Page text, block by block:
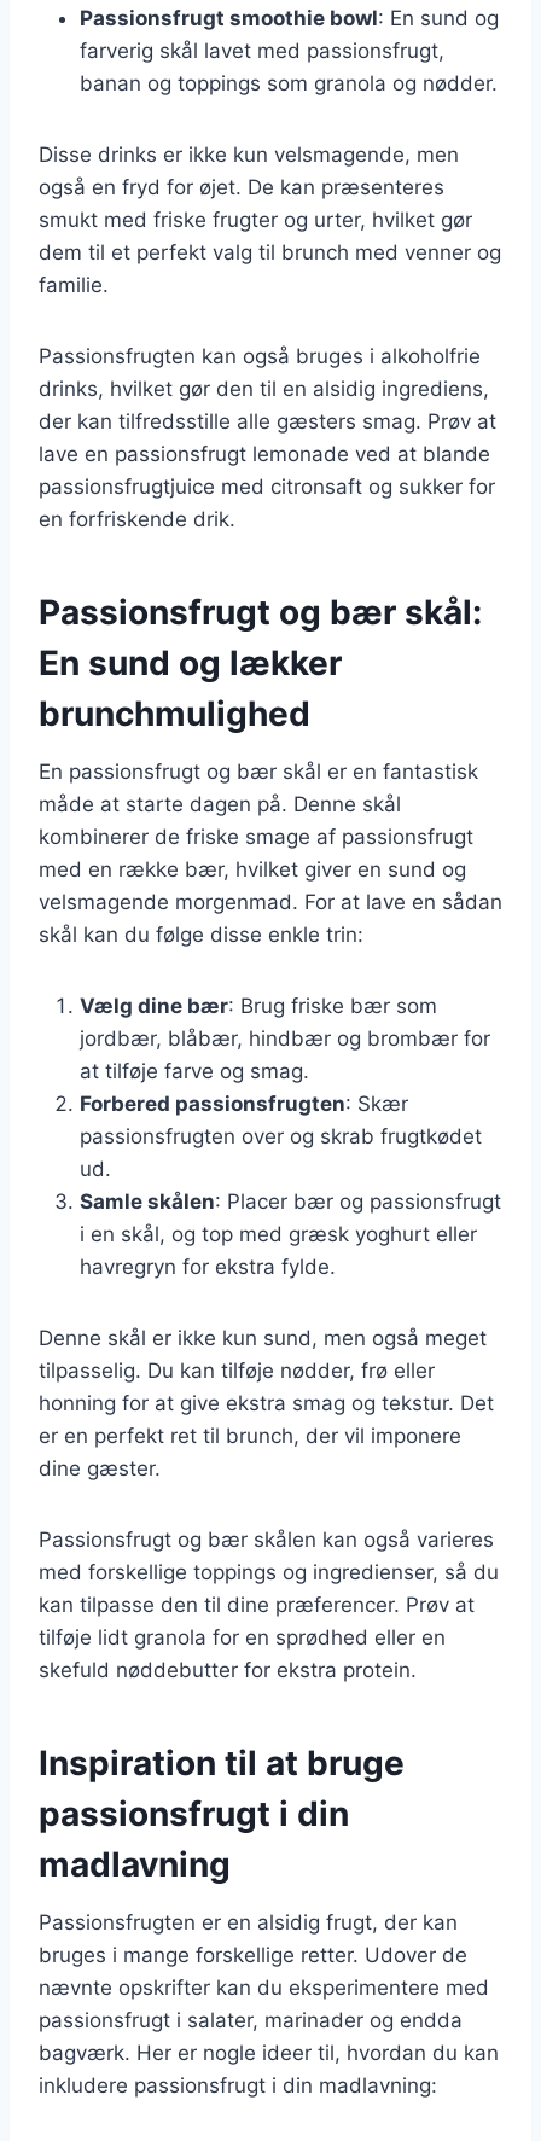
Passionsfrugt smoothie bowl: En sund og
farverig skål lavet med passionsfrugt,
banan og toppings som granola og nødder.
Disse drinks er ikke kun velsmagende, men
også en fryd for øjet. De kan præsenteres
smukt med friske frugter og urter, hvilket gør
dem til et perfekt valg til brunch med venner og
familie.
Passionsfrugten kan også bruges i alkoholfrie
drinks, hvilket gør den til en alsidig ingrediens,
der kan tilfredsstille alle gæsters smag. Prøv at
lave en passionsfrugt lemonade ved at blande
passionsfrugtjuice med citronsaft og sukker for
en forfriskende drik.
Passionsfrugt og bær skål:
En sund og lækker
brunchmulighed
En passionsfrugt og bær skål er en fantastisk
måde at starte dagen på. Denne skål
kombinerer de friske smage af passionsfrugt
med en række bær, hvilket giver en sund og
velsmagende morgenmad. For at lave en sådan
skål kan du følge disse enkle trin:
Vælg dine bær: Brug friske bær som
jordbær, blåbær, hindbær og brombær for
at tilføje farve og smag.
Forbered passionsfrugten: Skær
passionsfrugten over og skrab frugtkødet
ud.
Samle skålen: Placer bær og passionsfrugt
i en skål, og top med græsk yoghurt eller
havregryn for ekstra fylde.
Denne skål er ikke kun sund, men også meget
tilpasselig. Du kan tilføje nødder, frø eller
honning for at give ekstra smag og tekstur. Det
er en perfekt ret til brunch, der vil imponere
dine gæster.
Passionsfrugt og bær skålen kan også varieres
med forskellige toppings og ingredienser, så du
kan tilpasse den til dine præferencer. Prøv at
tilføje lidt granola for en sprødhed eller en
skefuld nøddebutter for ekstra protein.
Inspiration til at bruge
passionsfrugt i din
madlavning
Passionsfrugten er en alsidig frugt, der kan
bruges i mange forskellige retter. Udover de
nævnte opskrifter kan du eksperimentere med
passionsfrugt i salater, marinader og endda
bagværk. Her er nogle ideer til, hvordan du kan
inkludere passionsfrugt i din madlavning: